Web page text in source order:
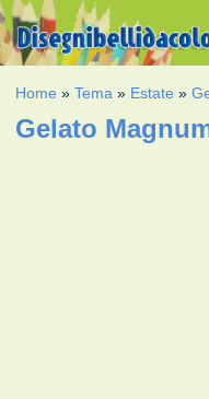
Home »Tema » Estate »
Gelato